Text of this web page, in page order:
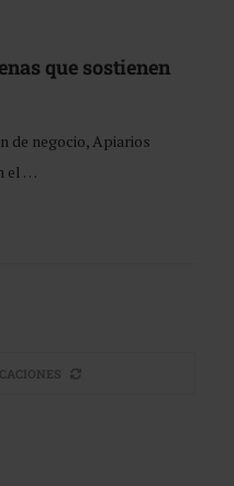
que sostienen
de negocio, Apiarios
el …